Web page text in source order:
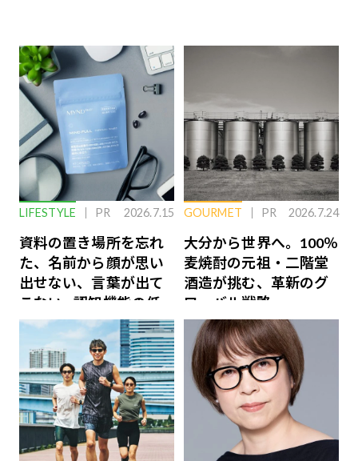
LIFESTYLE PR 2026.7.15
資料の置き場所を忘れ
た、名前から顔が思い
出せない、言葉が出て
こない…認知機能の低
下を救う、脳のインナ
ーケアとは
GOURMET PR 2026.7.24
大分から世界へ。100％
麦焼酎の元祖・二階堂
酒造が挑む、革新のグ
ローバル戦略